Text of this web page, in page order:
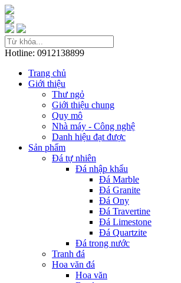
Hotline: 0912138899
Trang chủ
Giới thiệu
Thư ngỏ
Giới thiệu chung
Quy mô
Nhà máy - Công nghệ
Danh hiệu đạt được
Sản phẩm
Đá tự nhiên
Đá nhập khẩu
Đá Marble
Đá Granite
Đá Ony
Đá Travertine
Đá Limestone
Đá Quartzite
Đá trong nước
Tranh đá
Hoa văn đá
Hoa văn